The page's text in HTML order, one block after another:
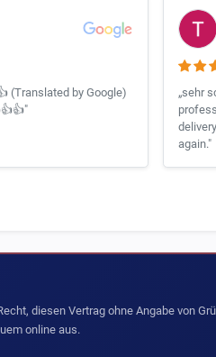
(Translated by Google)
„sehr
again."
diesen Vertrag ohne Angabe von
online aus.